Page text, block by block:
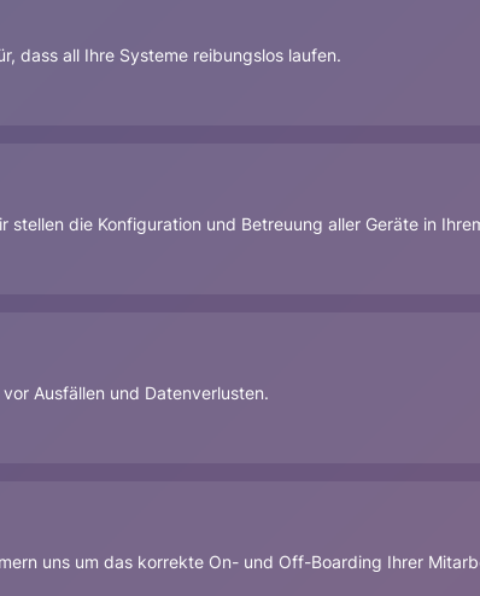
dass all Ihre Systeme reibungslos laufen.
die Konfiguration und Betreuung aller Geräte in
Ausfällen und Datenverlusten.
uns um das korrekte On- und Off-Boarding Ihrer